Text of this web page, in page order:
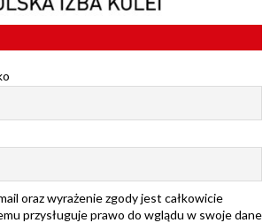
oraz wyrażenie zgody jest całkowicie
przysługuje prawo do wglądu w swoje dane